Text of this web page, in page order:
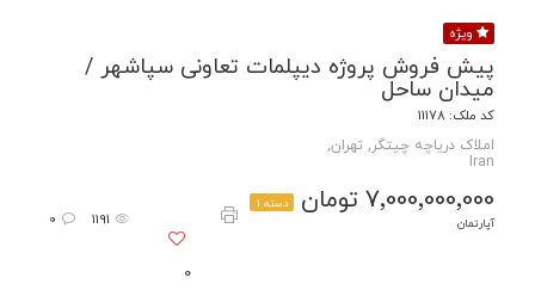
ویژه
پیش فروش پروژه دیپلمات تعاونی سپاشهر /
میدان ساحل
کد ملک: 11178
املاک دریاچه چیتگر, تهران,
Iran
7٬000٬000٬000 تومان
دسته 1
آپارتمان
1191
0